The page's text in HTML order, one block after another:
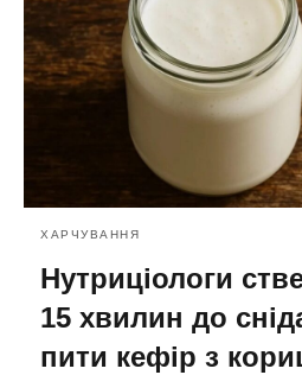
ХАРЧУВАННЯ
Нутриціологи
15 хвилин до
пити кефір з